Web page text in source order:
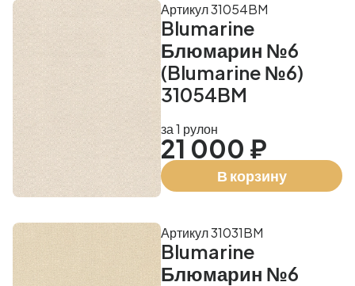
Blumarine
Блюмарин №6
(Blumarine №6)
31054BM
Артикул 31054BM
за 1 рулон
21 000 ₽
В корзину
Blumarine
Блюмарин №6
Артикул 31031BM